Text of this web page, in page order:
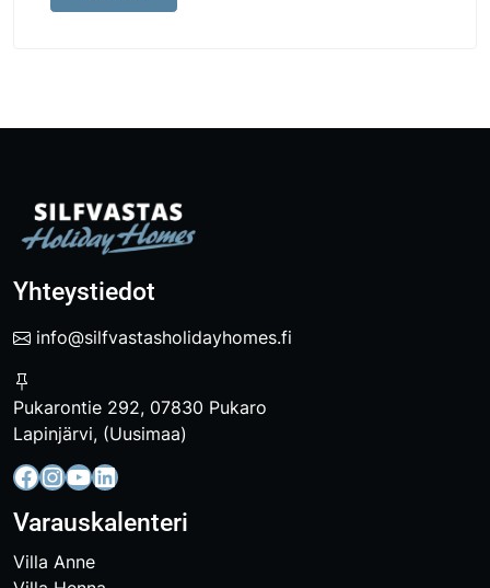
Yhteystiedot
info@silfvastasholidayhomes.fi
Pukarontie 292, 07830 Pukaro
Lapinjärvi, (Uusimaa)
Facebook InstagramYouTube LinkedIn
Varauskalenteri
Villa Anne